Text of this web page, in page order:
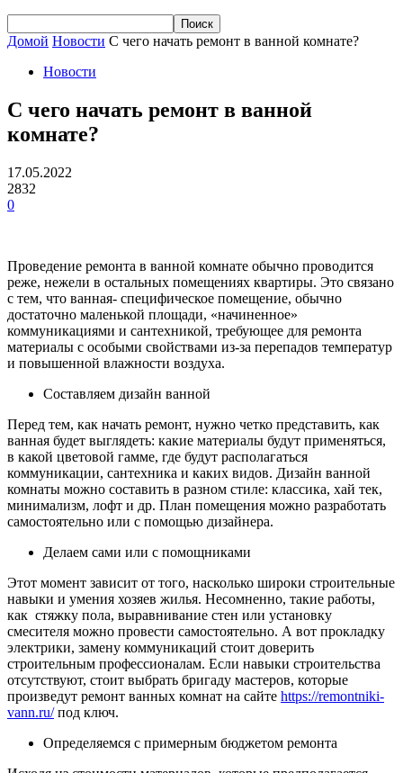
Домой Новости С чего начать ремонт в ванной комнате?
Новости
С чего начать ремонт в ванной
комнате?
17.05.2022
2832
0
Проведение ремонта в ванной комнате обычно проводится
реже, нежели в остальных помещениях квартиры. Это связано
с тем, что ванная- специфическое помещение, обычно
достаточно маленькой площади, «начиненное»
коммуникациями и сантехникой, требующее для ремонта
материалы с особыми свойствами из-за перепадов температур
и повышенной влажности воздуха.
Составляем дизайн ванной
Перед тем, как начать ремонт, нужно четко представить, как
ванная будет выглядеть: какие материалы будут применяться,
в какой цветовой гамме, где будут располагаться
коммуникации, сантехника и каких видов. Дизайн ванной
комнаты можно составить в разном стиле: классика, хай тек,
минимализм, лофт и др. План помещения можно разработать
самостоятельно или с помощью дизайнера.
Делаем сами или с помощниками
Этот момент зависит от того, насколько широки строительные
навыки и умения хозяев жилья. Несомненно, такие работы,
как стяжку пола, выравнивание стен или установку
смесителя можно провести самостоятельно. А вот прокладку
электрики, замену коммуникаций стоит доверить
строительным профессионалам. Если навыки строительства
отсутствуют, стоит выбрать бригаду мастеров, которые
произведут ремонт ванных комнат на сайте https://remontniki-
vann.ru/под ключ.
Определяемся с примерным бюджетом ремонта